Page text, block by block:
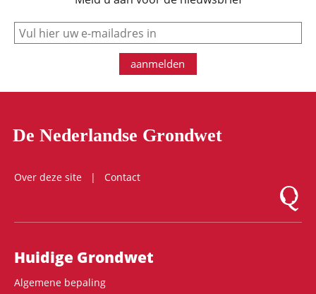
e-mail
aanmelden
De Nederlandse Grondwet
Over deze site
Contact
Logo
Hoofdnavigatie
Huidige Grondwet
Algemene bepaling